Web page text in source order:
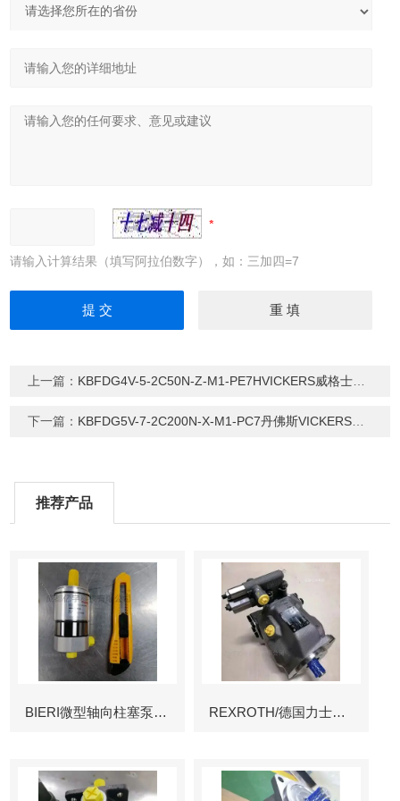
请输入计算结果（填写阿拉伯数字），如：三加四=7
上一篇： KBFDG4V-5-2C50N-Z-M1-PE7HVICKERS威格士比例阀
下一篇： KBFDG5V-7-2C200N-X-M1-PC7丹佛斯VICKERS威格士电液换向阀
推荐产品
BIERI微型轴向柱塞泵AKP REXROTH/德国力士乐叶片泵